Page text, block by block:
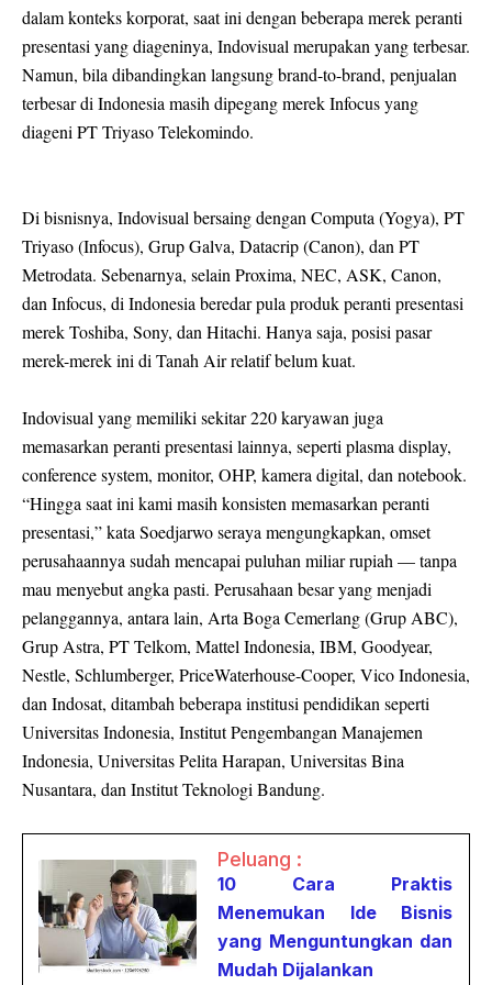
dalam konteks korporat, saat ini dengan beberapa merek peranti
presentasi yang diageninya, Indovisual merupakan yang terbesar.
Namun, bila dibandingkan langsung brand-to-brand, penjualan
terbesar di Indonesia masih dipegang merek Infocus yang
diageni PT Triyaso Telekomindo.
Di bisnisnya, Indovisual bersaing dengan Computa (Yogya), PT
Triyaso (Infocus), Grup Galva, Datacrip (Canon), dan PT
Metrodata. Sebenarnya, selain Proxima, NEC, ASK, Canon,
dan Infocus, di Indonesia beredar pula produk peranti presentasi
merek Toshiba, Sony, dan Hitachi. Hanya saja, posisi pasar
merek-merek ini di Tanah Air relatif belum kuat.
Indovisual yang memiliki sekitar 220 karyawan juga
memasarkan peranti presentasi lainnya, seperti plasma display,
conference system, monitor, OHP, kamera digital, dan notebook.
“Hingga saat ini kami masih konsisten memasarkan peranti
presentasi,” kata Soedjarwo seraya mengungkapkan, omset
perusahaannya sudah mencapai puluhan miliar rupiah — tanpa
mau menyebut angka pasti. Perusahaan besar yang menjadi
pelanggannya, antara lain, Arta Boga Cemerlang (Grup ABC),
Grup Astra, PT Telkom, Mattel Indonesia, IBM, Goodyear,
Nestle, Schlumberger, PriceWaterhouse-Cooper, Vico Indonesia,
dan Indosat, ditambah beberapa institusi pendidikan seperti
Universitas Indonesia, Institut Pengembangan Manajemen
Indonesia, Universitas Pelita Harapan, Universitas Bina
Nusantara, dan Institut Teknologi Bandung.
Peluang :
10 Cara Praktis
Menemukan Ide Bisnis
yang Menguntungkan dan
Mudah Dijalankan